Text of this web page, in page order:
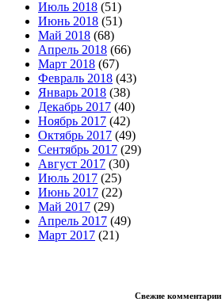
Июль 2018 (51)
Июнь 2018 (51)
Май 2018 (68)
Апрель 2018 (66)
Март 2018 (67)
Февраль 2018 (43)
Январь 2018 (38)
Декабрь 2017 (40)
Ноябрь 2017 (42)
Октябрь 2017 (49)
Сентябрь 2017 (29)
Август 2017 (30)
Июль 2017 (25)
Июнь 2017 (22)
Май 2017 (29)
Апрель 2017 (49)
Март 2017 (21)
Свежие комментарии